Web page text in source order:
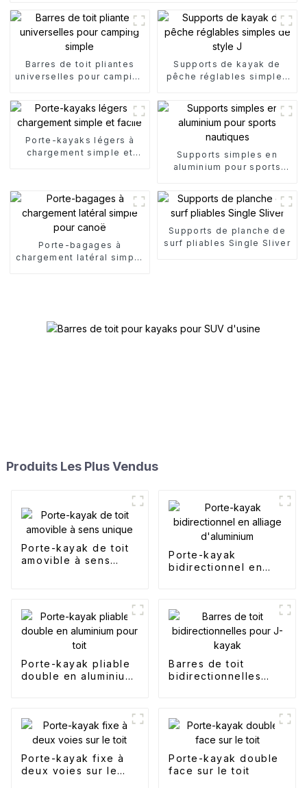
Barres de toit pliantes
universelles pour camping
Supports de kayak de
pêche réglables simples
Porte-kayaks légers à
chargement simple et
Supports simples en
aluminium pour sports
Porte-bagages à
chargement latéral simple
Supports de planche de
surf pliables Single Sliver
Produits Les Plus Vendus
Porte-kayak de toit
amovible à sens
Porte-kayak
bidirectionnel en
Porte-kayak pliable
double en aluminium
Barres de toit
bidirectionnelles
Porte-kayak fixe à
deux voies sur le
Porte-kayak double
face sur le toit